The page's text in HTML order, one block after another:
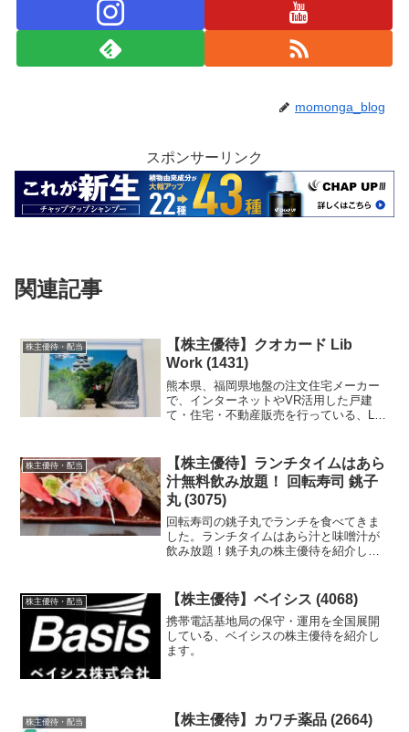
momonga_blog
スポンサーリンク
関連記事
株主優待・配当
【株主優待】クオカード Lib
Work (1431)
熊本県、福岡県地盤の注文住宅メーカー
で、インターネットやVR活用した戸建
て・住宅・不動産販売を行っている、Lib
株主優待・配当
【株主優待】ランチタイムはあら
汁無料飲み放題！ 回転寿司 銚子
丸 (3075)
回転寿司の銚子丸でランチを食べてきま
した。ランチタイムはあら汁と味噌汁が
飲み放題！銚子丸の株主優待を紹介して
株主優待・配当 【株主優待】ベイシス (4068)
携帯電話基地局の保守・運用を全国展開
している、ベイシスの株主優待を紹介し
ます。
株主優待・配当 【株主優待】カワチ薬品 (2664)